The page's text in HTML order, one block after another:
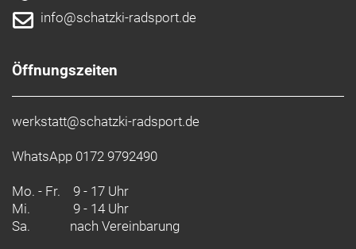
info@schatzki-radsport.de
Öffnungszeiten
werkstatt@schatzki-radsport.de
WhatsApp 0172 9792490
Mo. - Fr. 9 - 17 Uhr
Mi.
9 - 14 Uhr
Sa.
nach Vereinbarung